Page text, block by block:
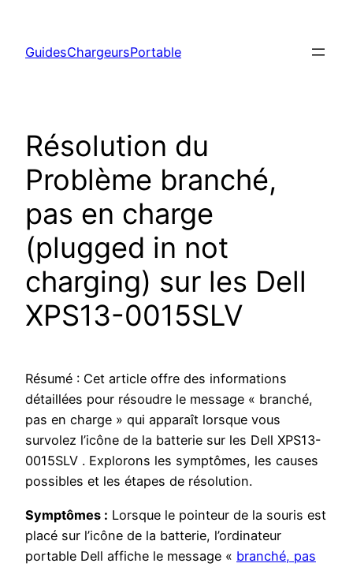
contenu
GuidesChargeursPortable
Résolution du
Problème branché,
pas en charge
(plugged in not
charging) sur les Dell
XPS13-0015SLV
Résumé : Cet article offre des informations
détaillées pour résoudre le message « branché,
pas en charge » qui apparaît lorsque vous
survolez l’icône de la batterie sur les Dell XPS13-
0015SLV . Explorons les symptômes, les causes
possibles et les étapes de résolution.
Symptômes : Lorsque le pointeur de la souris est
placé sur l’icône de la batterie, l’ordinateur
portable Dell affiche le message « branché, pas